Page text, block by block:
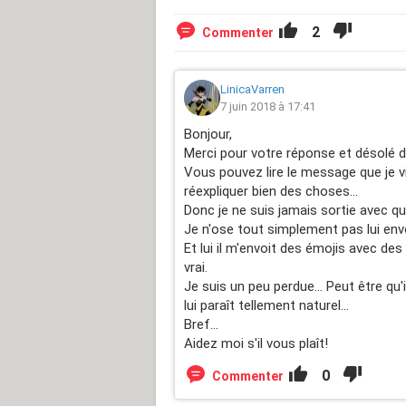
Commenter 2
LinicaVarren
7 juin 2018 à 17:41
Bonjour,
Merci pour votre réponse et désolé
Vous pouvez lire le message que je
réexpliquer bien des choses...
Donc je ne suis jamais sortie avec
Je n'ose tout simplement pas lui
Et lui il m'envoit des émojis avec
vrai.
Je suis un peu perdue... Peut être
lui paraît tellement naturel...
Bref...
Aidez moi s'il vous plaît!
Commenter 0